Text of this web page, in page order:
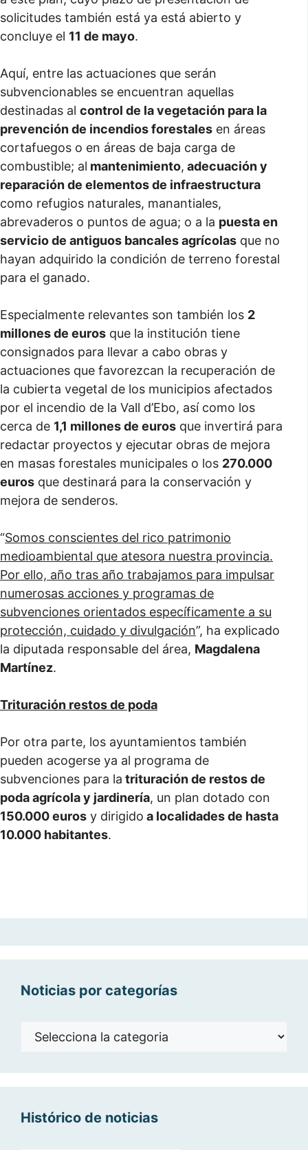
solicitudes también está ya está abierto y
concluye el 11 de mayo.
Aquí, entre las actuaciones que serán
subvencionables se encuentran aquellas
destinadas al control de la vegetación para la
prevención de incendios forestales en áreas
cortafuegos o en áreas de baja carga de
combustible; al mantenimiento, adecuación y
reparación de elementos de infraestructura
como refugios naturales, manantiales,
abrevaderos o puntos de agua; o a la puesta en
servicio de antiguos bancales agrícolas que no
hayan adquirido la condición de terreno forestal
para el ganado.
Especialmente relevantes son también los 2
millones de euros que la institución tiene
consignados para llevar a cabo obras y
actuaciones que favorezcan la recuperación de
la cubierta vegetal de los municipios afectados
por el incendio de la Vall d’Ebo, así como los
cerca de 1,1 millones de euros que invertirá para
redactar proyectos y ejecutar obras de mejora
en masas forestales municipales o los 270.000
euros que destinará para la conservación y
mejora de senderos.
“Somos conscientes del rico patrimonio
medioambiental que atesora nuestra provincia.
Por ello, año tras año trabajamos para impulsar
numerosas acciones y programas de
subvenciones orientados específicamente a su
protección, cuidado y divulgación”, ha explicado
la diputada responsable del área, Magdalena
Martínez.
Trituración restos de poda
Por otra parte, los ayuntamientos también
pueden acogerse ya al programa de
subvenciones para la trituración de restos de
poda agrícola y jardinería, un plan dotado con
150.000 euros y dirigido a localidades de hasta
10.000 habitantes.
Noticias por categorías
Noticias
Histórico de noticias